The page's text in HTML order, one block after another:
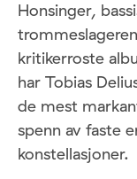
Honsinger,
kritikerroste
har Tobias
de mest
spenn av faste
konstellasjoner.